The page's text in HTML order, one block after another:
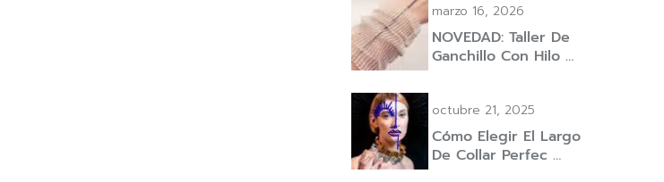
marzo 16, 2026
NOVEDAD: Taller De
Ganchillo Con Hilo …
octubre 21, 2025
Cómo Elegir El Largo
De Collar Perfec …